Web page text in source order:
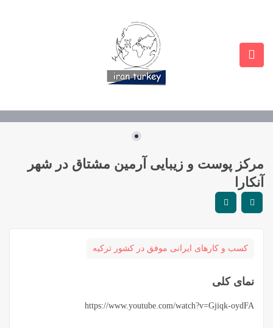
مرکز پوست و زیبایی آرمین مشتاق در شهر
آنکارا
کسب و کارهای ایرانی موفق در کشور ترکیه
نمای کلی
https://www.youtube.com/watch?v=Gjiqk-oydFA